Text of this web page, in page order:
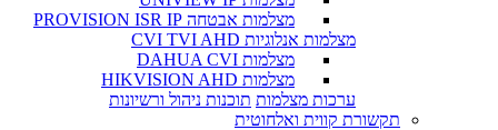
מצלמות אבטחה PROVISION ISR IP
מצלמות אנלוגיות CVI TVI AHD
מצלמות DAHUA CVI
מצלמות HIKVISION AHD
ערכות מצלמות תוכנות ניהול ורשיונות
תקשורת קווית ואלחוטית